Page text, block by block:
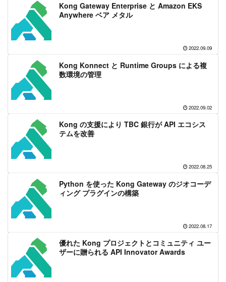
Kong Gateway Enterprise と Amazon EKS
Anywhere ベア メタル
2022.09.09
Kong Konnect と Runtime Groups による複
数環境の管理
2022.09.02
Kong の支援により TBC 銀行が API エコシス
テムを改善
2022.08.25
Python を使った Kong Gateway のジオコーデ
ィング プラグインの構築
2022.08.17
優れた Kong プロジェクトとコミュニティ ユー
ザーに贈られる API Innovator Awards